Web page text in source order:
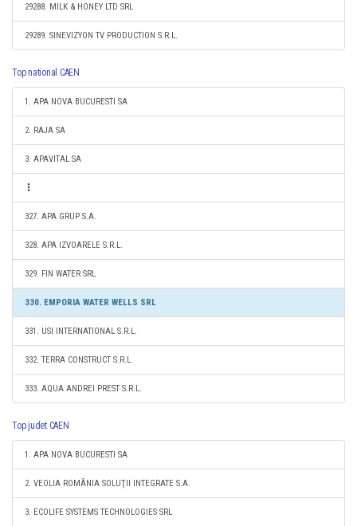
29288. MILK & HONEY LTD SRL
29289. SINEVIZYON TV PRODUCTION S.R.L.
Top national CAEN
1. APA NOVA BUCURESTI SA
2. RAJA SA
3. APAVITAL SA
327. APA GRUP S.A.
328. APA IZVOARELE S.R.L.
329. FIN WATER SRL
330. EMPORIA WATER WELLS SRL
331. USI INTERNATIONAL S.R.L.
332. TERRA CONSTRUCT S.R.L.
333. AQUA ANDREI PREST S.R.L.
Top judet CAEN
1. APA NOVA BUCURESTI SA
2. VEOLIA ROMÂNIA SOLUŢII INTEGRATE S.A.
3. ECOLIFE SYSTEMS TECHNOLOGIES SRL